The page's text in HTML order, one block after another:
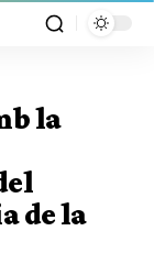
la
de la